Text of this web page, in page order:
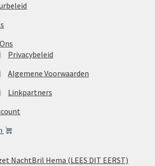
Privacybeleid
Algemene Voorwaarden
Linkpartners
NachtBril Hema (LEES DIT EERST)